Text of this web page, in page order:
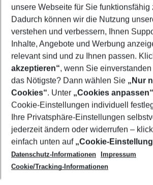
Mehr Filter anzeigen
Footer
Footer navigation
Über uns
AGB
Cookie-Einstellungen ändern
Cookie-Richtlinie
Datenschutz
Service & Hilfe
Barrierefreies Reisen
Check-in
Folgen Sie uns
unsere Webseite für Sie funktionsfähig
Dadurch können wir die Nutzung
verstehen und verbessern, Ihnen
Inhalte, Angebote und Werbung
relevant sind und zu Ihnen passen.
akzeptieren“, wenn Sie
das Nötigste? Dann wählen Sie „Nur
Cookies“. Unter „Cookies anpassen“
Cookie-Einstellungen individuell
Ihre Privatsphäre-Einstellungen
jederzeit ändern oder widerrufen –
einfach unten auf „Cookie-
Datenschutz-Informationen
Impressum
Cookie/Tracking-Informationen